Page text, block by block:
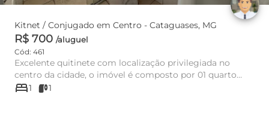
Kitnet / Conjugado em Centro - Cataguases, MG
R$ 700 /aluguel
Cód: 461
Excelente quitinete com localização privilegiada no
centro da cidade, o imóvel é composto por 01 quarto
equipado com gua...
bed1 1